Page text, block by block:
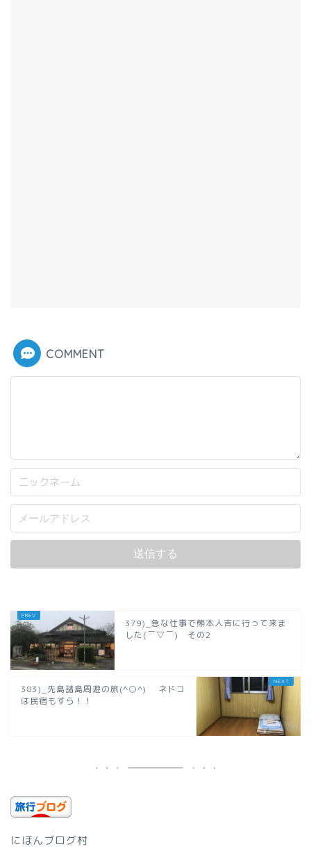
COMMENT
379)_急な仕事で熊本人吉に行って来ま
した(￣▽￣) その2
383)_先島諸島周遊の旅(^○^) ネドコ
は民宿もすら！！
にほんブログ村